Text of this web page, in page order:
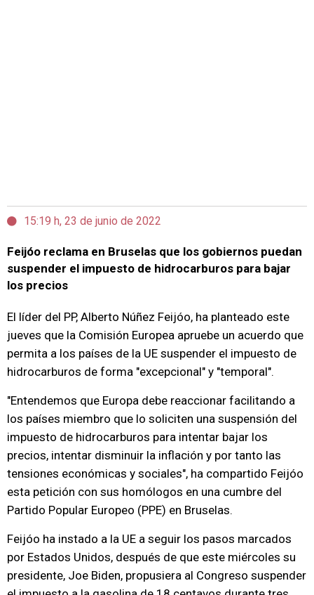
15:19 h, 23 de junio de 2022
Feijóo reclama en Bruselas que los gobiernos puedan
suspender el impuesto de hidrocarburos para bajar
los precios
El líder del PP, Alberto Núñez Feijóo, ha planteado este
jueves que la Comisión Europea apruebe un acuerdo que
permita a los países de la UE suspender el impuesto de
hidrocarburos de forma "excepcional" y "temporal".
"Entendemos que Europa debe reaccionar facilitando a
los países miembro que lo soliciten una suspensión del
impuesto de hidrocarburos para intentar bajar los
precios, intentar disminuir la inflación y por tanto las
tensiones económicas y sociales", ha compartido Feijóo
esta petición con sus homólogos en una cumbre del
Partido Popular Europeo (PPE) en Bruselas.
Feijóo ha instado a la UE a seguir los pasos marcados
por Estados Unidos, después de que este miércoles su
presidente, Joe Biden, propusiera al Congreso suspender